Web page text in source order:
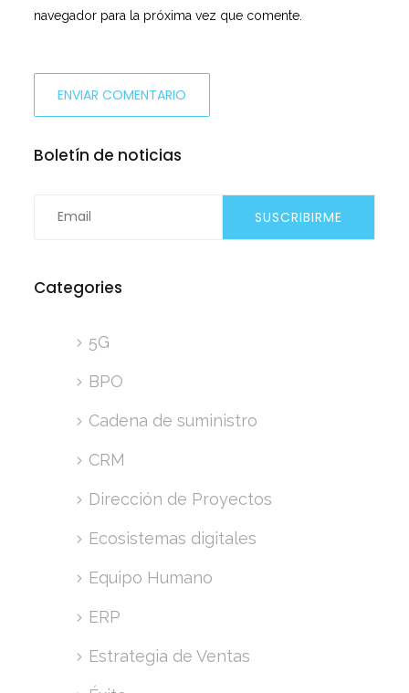
navegador para la próxima vez que comente.
Boletín de noticias
Categories
5G
BPO
Cadena de suministro
CRM
Dirección de Proyectos
Ecosistemas digitales
Equipo Humano
ERP
Estrategia de Ventas